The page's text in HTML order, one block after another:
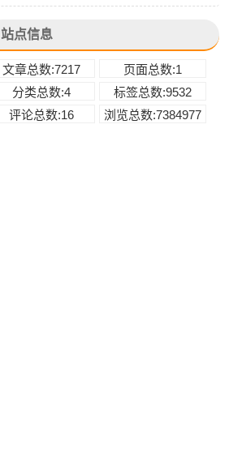
站点信息
文章总数:7217
页面总数:1
分类总数:4
标签总数:9532
评论总数:16
浏览总数:7384977